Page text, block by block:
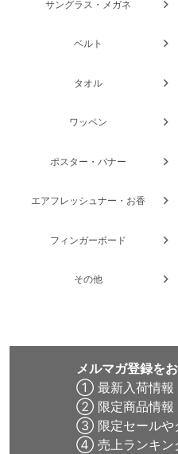
サングラス・メガネ
ベルト
タオル
ワッペン
ポスター・バナー
エアフレッシュナー・お香
フィンガーボード
その他
メルマガ登録を
① 最新入荷情報
② 限定商品情報
③ 限定セールや
④ 売上ランキン